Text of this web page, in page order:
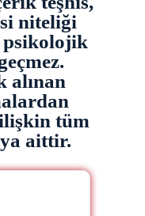
niteliği
psikolojik
alınan
tüm
aittir.